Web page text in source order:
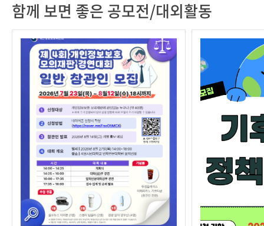
함께 보면 좋은 공모전/대외활동